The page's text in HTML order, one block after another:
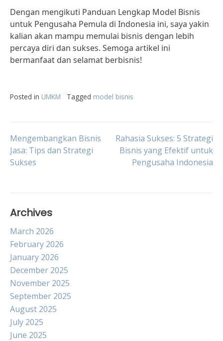
Dengan mengikuti Panduan Lengkap Model Bisnis
untuk Pengusaha Pemula di Indonesia ini, saya yakin
kalian akan mampu memulai bisnis dengan lebih
percaya diri dan sukses. Semoga artikel ini
bermanfaat dan selamat berbisnis!
Posted in UMKM Tagged model bisnis
Post
navigation
Mengembangkan Bisnis
Jasa: Tips dan Strategi
Sukses
Rahasia Sukses: 5 Strategi
Bisnis yang Efektif untuk
Pengusaha Indonesia
Archives
March 2026
February 2026
January 2026
December 2025
November 2025
September 2025
August 2025
July 2025
June 2025